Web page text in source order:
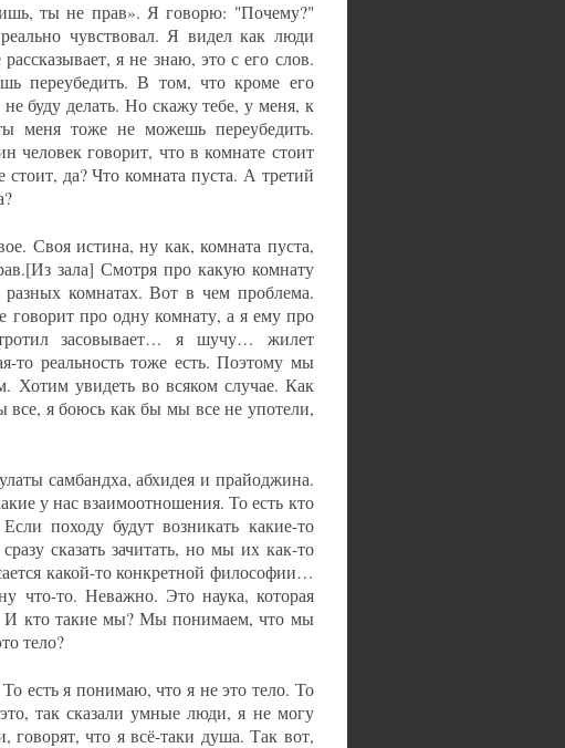
ты не прав». Я говорю: "Почему?"
чувствовал. Я видел как люди
я не знаю, это с его слов.
переубедить. В том, что кроме его
буду делать. Но скажу тебе, у меня, к
меня тоже не можешь переубедить.
человек говорит, что в комнате стоит
стоит, да? Что комната пуста. А третий
Своя истина, ну как, комната пуста,
зала] Смотря про какую комнату
комнатах. Вот в чем проблема.
про одну комнату, а я ему про
засовывает… я шучу… жилет
то реальность тоже есть. Поэтому мы
Хотим увидеть во всяком случае. Как
все, я боюсь как бы мы все не употели,
самбандха, абхидея и прайоджина.
у нас взаимоотношения. То есть кто
походу будут возникать какие-то
сказать зачитать, но мы их как-то
какой-то конкретной философии…
что-то. Неважно. Это наука, которая
кто такие мы? Мы понимаем, что мы
тело?
есть я понимаю, что я не это тело. То
так сказали умные люди, я не могу
что я всё-таки душа. Так вот,